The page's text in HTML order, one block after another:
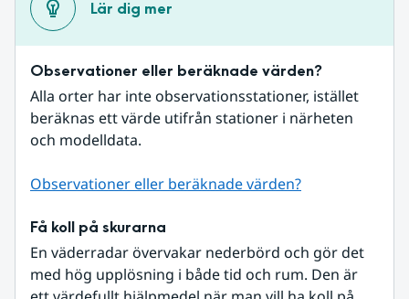
Lär dig mer
Observationer eller beräknade värden?
Alla orter har inte observationsstationer, istället
beräknas ett värde utifrån stationer i närheten
och modelldata.
Observationer eller beräknade värden?
Få koll på skurarna
En väderradar övervakar nederbörd och gör det
med hög upplösning i både tid och rum. Den är